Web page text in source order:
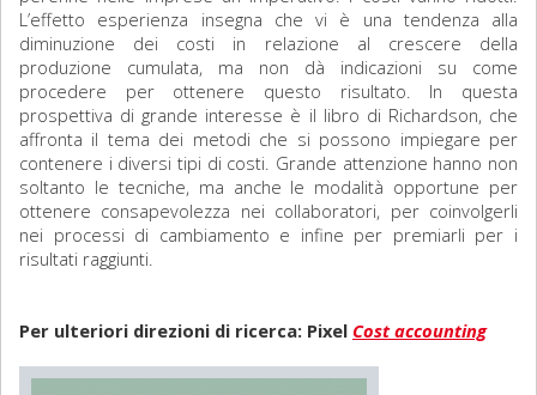
L’effetto esperienza insegna che vi è una tendenza alla
diminuzione dei costi in relazione al crescere della
produzione cumulata, ma non dà indicazioni su come
procedere per ottenere questo risultato. In questa
prospettiva di grande interesse è il libro di Richardson, che
affronta il tema dei metodi che si possono impiegare per
contenere i diversi tipi di costi. Grande attenzione hanno non
soltanto le tecniche, ma anche le modalità opportune per
ottenere consapevolezza nei collaboratori, per coinvolgerli
nei processi di cambiamento e infine per premiarli per i
risultati raggiunti.
Per ulteriori direzioni di ricerca: Pixel Cost accounting